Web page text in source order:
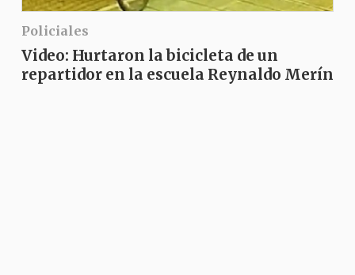
Policiales
Video: Hurtaron la bicicleta de un
repartidor en la escuela Reynaldo Merín